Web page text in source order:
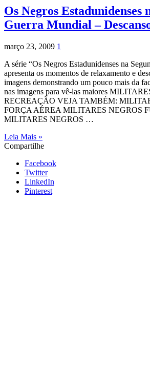
Os Negros Estadunidenses
Guerra Mundial –
março 23, 2009 1
A série “Os Negros Estadunidenses na
apresenta os momentos de relaxamento e
imagens demonstrando um pouco mais da
nas imagens para vê-las maiores
RECREAÇÃO VEJA TAMBÉM:
FORÇA AÉREA MILITARES NEGROS
MILITARES NEGROS …
Leia Mais »
Compartilhe
Facebook
Twitter
LinkedIn
Pinterest